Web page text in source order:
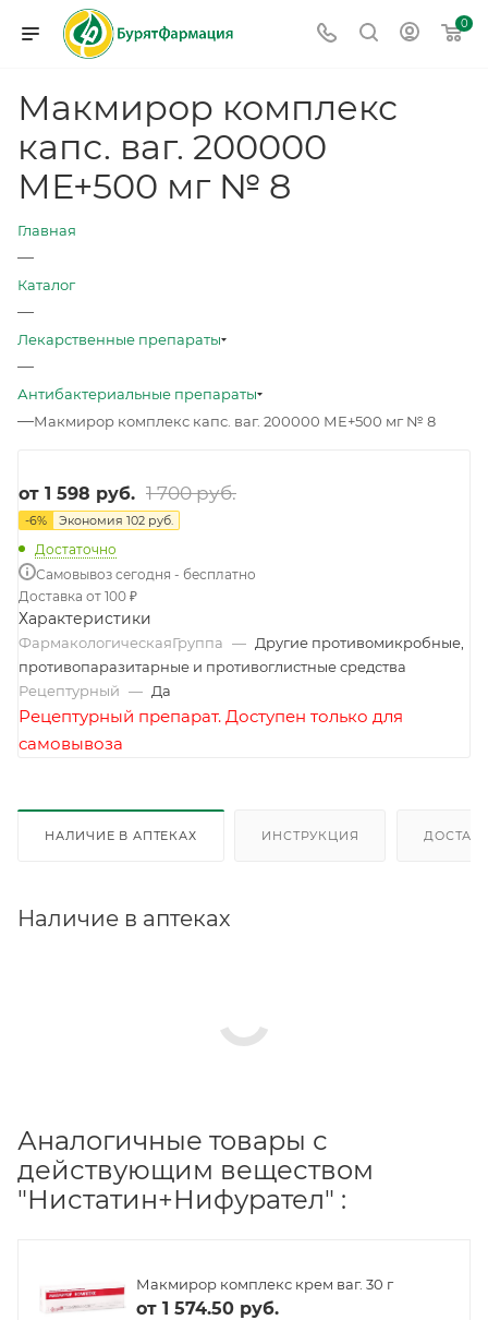
0
Макмирор комплекс
капс. ваг. 200000
МЕ+500 мг № 8
Главная
—
Каталог
—
Лекарственные препараты
—
Антибактериальные препараты
—Макмирор комплекс капс. ваг. 200000 МЕ+500 мг № 8
от 1 598 руб. 1 700 руб.
-6% Экономия 102 руб.
Достаточно
Самовывоз сегодня - бесплатно
Доставка от 100 ₽
Характеристики
ФармакологическаяГруппа — Другие противомикробные,
противопаразитарные и противоглистные средства
Рецептурный — Да
Рецептурный препарат. Доступен только для
самовывоза
НАЛИЧИЕ В АПТЕКАХ ИНСТРУКЦИЯ
Наличие в аптеках
Аналогичные товары с
действующим веществом
"Нистатин+Нифурател" :
Макмирор комплекс крем ваг. 30 г
от 1 574.50 руб.